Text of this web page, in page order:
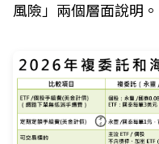
風險」兩個層面說明。